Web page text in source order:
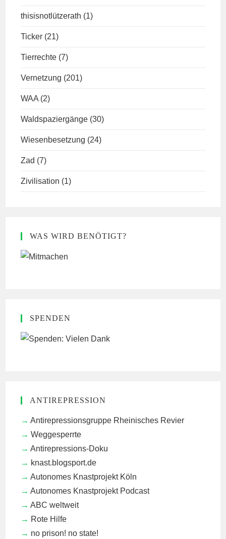
thisisnotlützerath (1)
Ticker (21)
Tierrechte (7)
Vernetzung (201)
WAA (2)
Waldspaziergänge (30)
Wiesenbesetzung (24)
Zad (7)
Zivilisation (1)
WAS WIRD BENÖTIGT?
SPENDEN
ANTIREPRESSION
Antirepressionsgruppe Rheinisches Revier
Weggesperrte
Antirepressions-Doku
knast.blogsport.de
Autonomes Knastprojekt Köln
Autonomes Knastprojekt Podcast
ABC weltweit
Rote Hilfe
no prison! no state!